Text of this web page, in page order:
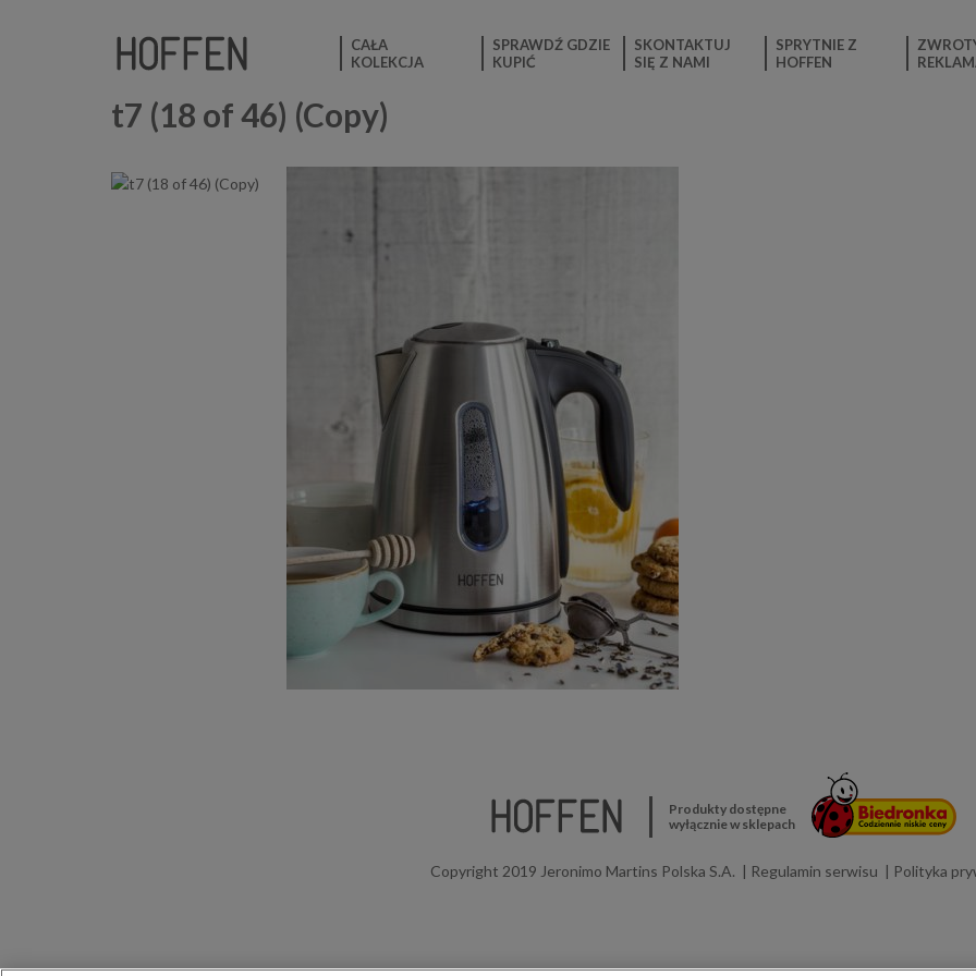
CAŁA
KOLEKCJA
SPRAWDŹ GDZIE
KUPIĆ
SKONTAKTUJ
SIĘ Z NAMI
SPRYTNIE Z
HOFFEN
t7 (18 of 46) (Copy)
Produkty dostępne
wyłącznie w sklepach
Copyright 2019 Jeronimo Martins Polska S.A. Regulamin serwisu Polityka